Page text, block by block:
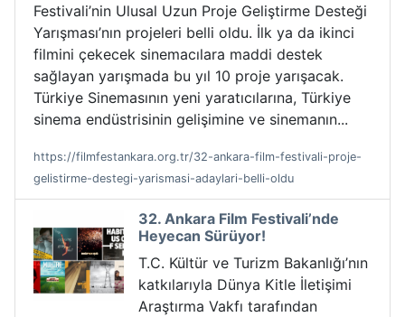
Festivali’nin Ulusal Uzun Proje Geliştirme Desteği
Yarışması’nın projeleri belli oldu. İlk ya da ikinci
filmini çekecek sinemacılara maddi destek
sağlayan yarışmada bu yıl 10 proje yarışacak.
Türkiye Sinemasının yeni yaratıcılarına, Türkiye
sinema endüstrisinin gelişimine ve sinemanın...
https://filmfestankara.org.tr/32-ankara-film-festivali-proje-
gelistirme-destegi-yarismasi-adaylari-belli-oldu
32. Ankara Film Festivali’nde
Heyecan Sürüyor!
T.C. Kültür ve Turizm Bakanlığı’nın
katkılarıyla Dünya Kitle İletişimi
Araştırma Vakfı tarafından